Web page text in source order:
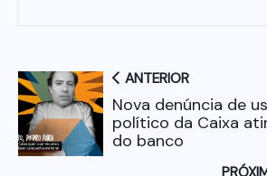
ANTERIOR
Nova denúncia de
político da Caixa
do banco